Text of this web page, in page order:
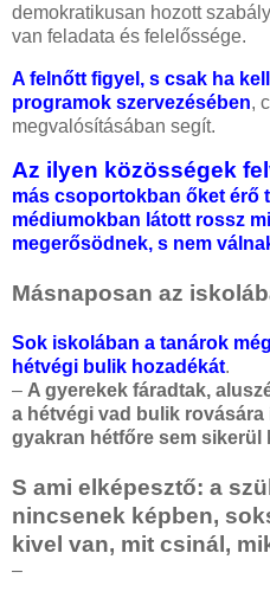
demokratikusan hozott
van feladata és felelőssége.
A felnőtt figyel, s csak ha
programok szervezésében,
megvalósításában segít.
Az ilyen közösségek
más csoportokban őket érő
médiumokban látott rossz
megerősödnek, s nem
Másnaposan az
Sok iskolában a tanárok
hétvégi bulik hozadékát.
– A gyerekek fáradtak,
a hétvégi vad bulik
gyakran hétfőre sem sikerül
S ami elképesztő: a
nincsenek képben,
kivel van, mit csinál,
–